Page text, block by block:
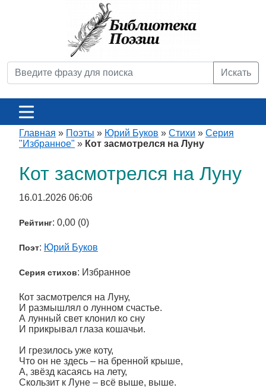
Искать
Главная » Поэты » Юрий Буков » Стихи » Серия
"Избранное" » Кот засмотрелся на Луну
Кот засмотрелся на Луну
16.01.2026 06:06
Рейтинг: 0,00 (0)
Поэт: Юрий Буков
Серия стихов: Избранное
Кот засмотрелся на Луну,
И размышлял о лунном счастье.
А лунный свет клонил ко сну
И прикрывал глаза кошачьи.
И грезилось уже коту,
Что он не здесь – на бренной крыше,
А, звёзд касаясь на лету,
Скользит к Луне – всё выше, выше.